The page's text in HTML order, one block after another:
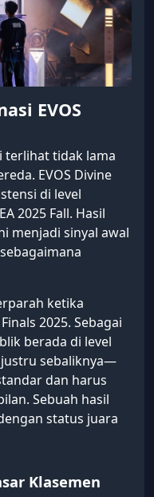
EVOS
terlihat tidak lama
EVOS Divine
di level
2025 Fall. Hasil
menjadi sinyal awal
ketika
2025. Sebagai
berada di level
sebaliknya—
dan harus
Sebuah hasil
status juara
Klasemen